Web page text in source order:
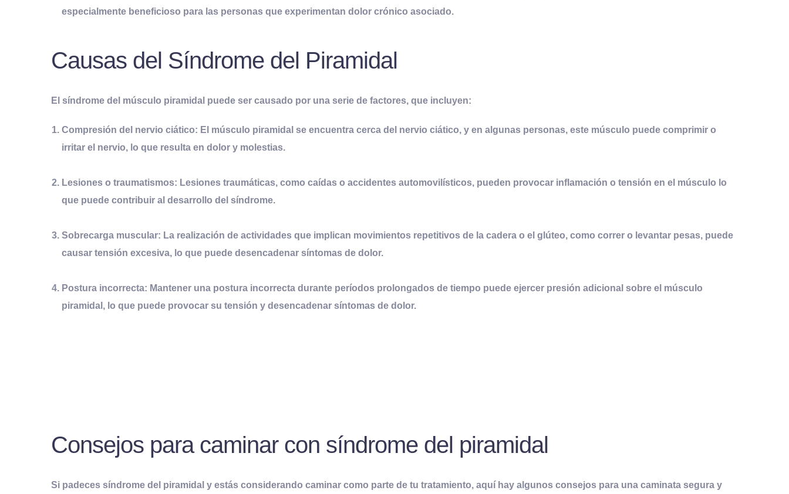
especialmente beneficioso para las personas que experimentan dolor crónico asociado.
Causas del Síndrome del Piramidal
El síndrome del músculo piramidal puede ser causado por una serie de factores, que incluyen:
Compresión del nervio ciático: El músculo piramidal se encuentra cerca del nervio ciático, y en algunas personas, este músculo puede comprimir o
irritar el nervio, lo que resulta en dolor y molestias.
Lesiones o traumatismos: Lesiones traumáticas, como caídas o accidentes automovilísticos, pueden provocar inflamación o tensión en el músculo lo
que puede contribuir al desarrollo del síndrome.
Sobrecarga muscular: La realización de actividades que implican movimientos repetitivos de la cadera o el glúteo, como correr o levantar pesas, puede
causar tensión excesiva, lo que puede desencadenar síntomas de dolor.
Postura incorrecta: Mantener una postura incorrecta durante períodos prolongados de tiempo puede ejercer presión adicional sobre el músculo
piramidal, lo que puede provocar su tensión y desencadenar síntomas de dolor.
Consejos para caminar con síndrome del piramidal
Si padeces síndrome del piramidal y estás considerando caminar como parte de tu tratamiento, aquí hay algunos consejos para una caminata segura y